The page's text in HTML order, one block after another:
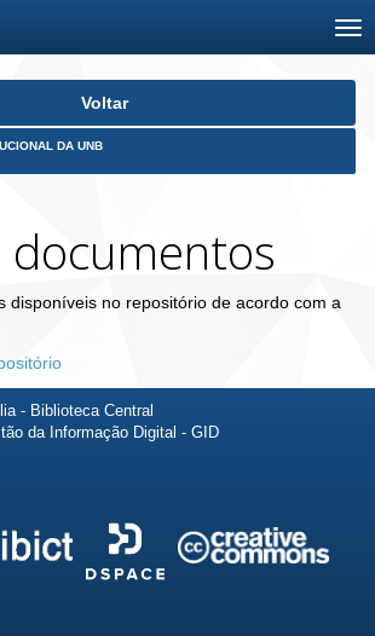
Voltar
DA UNB
documentos
disponíveis no repositório de acordo com a
- Biblioteca Central
da Informação Digital - GID